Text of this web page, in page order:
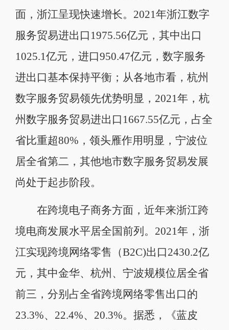
面，浙江呈现快速增长。2021年浙江数字
服务贸易进出口1975.56亿元，其中出口
1025.1亿元，进口950.47亿元，数字服务
进出口基本保持平衡；从各地市看，杭州
数字服务贸易领先优势明显，2021年，杭
州数字服务贸易进出口1667.55亿元，占全
省比重超80%，领头雁作用明显，宁波位
居全省第二，其他地市数字服务贸易发展
尚处于起步阶段。
在跨境电子商务方面，近年来浙江跨
境电商发展水平居全国前列。2021年，浙
江实现跨境网络零售（B2C)出口2430.2亿
元，其中金华、杭州、宁波规模位居全省
前三，分别占全省跨境网络零售出口的
23.3%、22.4%、20.3%。据悉，《蓝皮